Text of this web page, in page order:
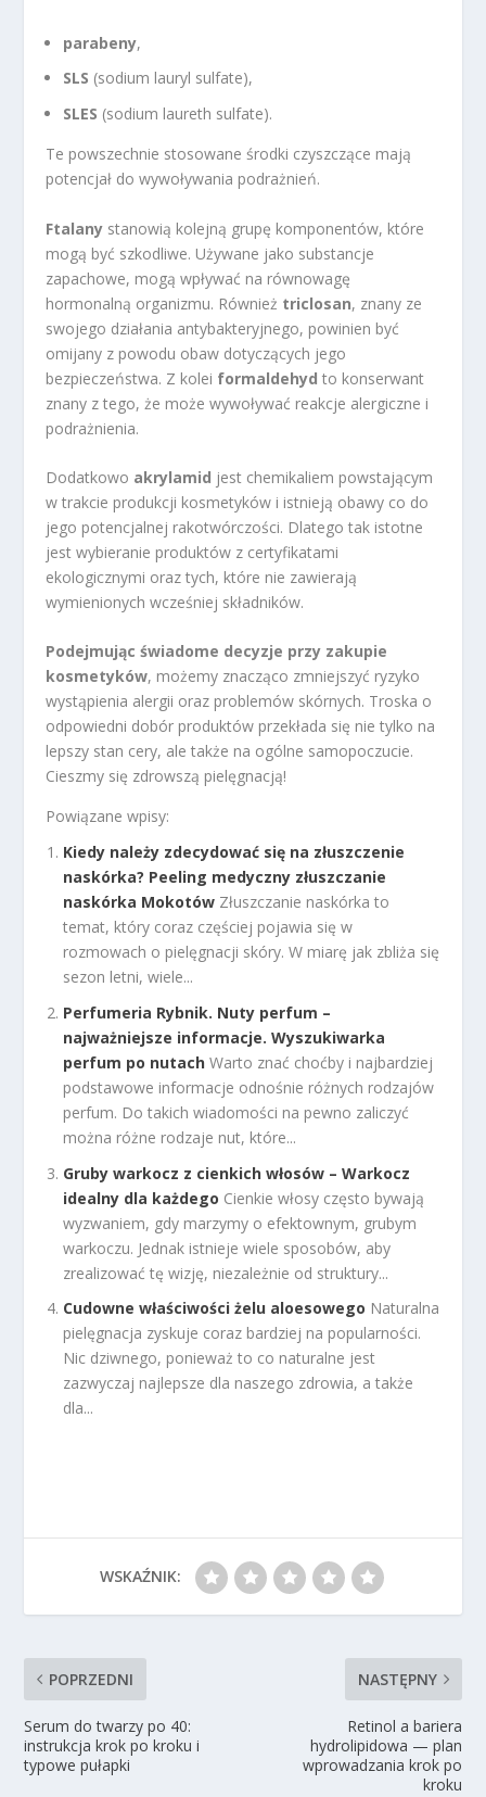
parabeny,
SLS (sodium lauryl sulfate),
SLES (sodium laureth sulfate).
Te powszechnie stosowane środki czyszczące mają
potencjał do wywoływania podrażnień.
Ftalany stanowią kolejną grupę komponentów, które
mogą być szkodliwe. Używane jako substancje
zapachowe, mogą wpływać na równowagę
hormonalną organizmu. Również triclosan, znany ze
swojego działania antybakteryjnego, powinien być
omijany z powodu obaw dotyczących jego
bezpieczeństwa. Z kolei formaldehyd to konserwant
znany z tego, że może wywoływać reakcje alergiczne i
podrażnienia.
Dodatkowo akrylamid jest chemikaliem powstającym
w trakcie produkcji kosmetyków i istnieją obawy co do
jego potencjalnej rakotwórczości. Dlatego tak istotne
jest wybieranie produktów z certyfikatami
ekologicznymi oraz tych, które nie zawierają
wymienionych wcześniej składników.
Podejmując świadome decyzje przy zakupie
kosmetyków, możemy znacząco zmniejszyć ryzyko
wystąpienia alergii oraz problemów skórnych. Troska o
odpowiedni dobór produktów przekłada się nie tylko na
lepszy stan cery, ale także na ogólne samopoczucie.
Cieszmy się zdrowszą pielęgnacją!
Powiązane wpisy:
Kiedy należy zdecydować się na złuszczenie
naskórka? Peeling medyczny złuszczanie
naskórka Mokotów Złuszczanie naskórka to
temat, który coraz częściej pojawia się w
rozmowach o pielęgnacji skóry. W miarę jak zbliża się
sezon letni, wiele...
Perfumeria Rybnik. Nuty perfum –
najważniejsze informacje. Wyszukiwarka
perfum po nutach Warto znać choćby i najbardziej
podstawowe informacje odnośnie różnych rodzajów
perfum. Do takich wiadomości na pewno zaliczyć
można różne rodzaje nut, które...
Gruby warkocz z cienkich włosów – Warkocz
idealny dla każdego Cienkie włosy często bywają
wyzwaniem, gdy marzymy o efektownym, grubym
warkoczu. Jednak istnieje wiele sposobów, aby
zrealizować tę wizję, niezależnie od struktury...
Cudowne właściwości żelu aloesowego Naturalna
pielęgnacja zyskuje coraz bardziej na popularności.
Nic dziwnego, ponieważ to co naturalne jest
zazwyczaj najlepsze dla naszego zdrowia, a także
dla...
WSKAŹNIK:
POPRZEDNI
Serum do twarzy po 40:
instrukcja krok po kroku i
typowe pułapki
NASTĘPNY
Retinol a bariera
hydrolipidowa — plan
wprowadzania krok po
kroku